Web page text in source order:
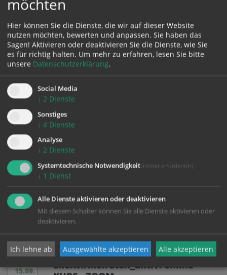
Hochzeitsgeschichten, Liturgische Texte, Lokationen,
weiter lesen ...
SA.
05.09.
09:00 Uhr | Kapelle, Ried im Innkreis
Ehe.wir.heiraten.aktiv
09:00 Uhr | Wels
09:00 Uhr | Pfarrheim, Bad Ischl
Ehe.wir.heiraten_aktiv
15.09.
18:00 Uhr | Zuhause
Ehe.wir.heiraten_aktiv. online
möchten
Hier können Sie die Dienste, die wir auf dieser Website
nutzen möchten, bewerten und anpassen. Sie haben das
Sagen! Aktivieren oder deaktivieren Sie die Dienste, wie Sie
es für richtig halten. Um mehr zu erfahren, lesen Sie bitte
unsere Datenschutzerklärung.
Social Media
↓ 2 Dienste
Sonstiges
↓ 4 Dienste
Analyse
↓ 2 Dienste
Systemtechnische Notwendigkeit (immer erforderlich)
↓ 1 Dienst
Alle Dienste aktivieren oder deaktivieren
Mit diesem Schalter können Sie alle Dienste aktivieren oder
deaktivieren.
Ich lehne ab Ausgewählte akzeptieren Alle akzeptieren